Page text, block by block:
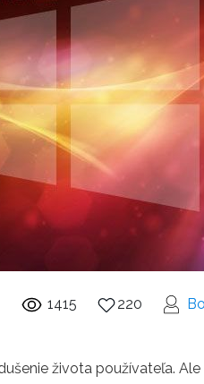
1415 220
života používateľa.